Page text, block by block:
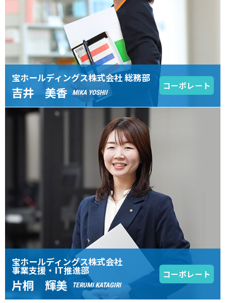
宝ホールディングス株式会社 総務部
吉井 美香 MIKA YOSHII
コーポレート
宝ホールディングス株式会社
事業支援・IT推進部
片桐 輝美 TERUMI KATAGIRI
コーポレート